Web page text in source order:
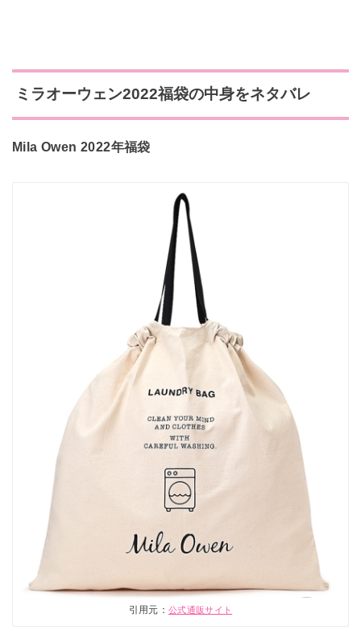
ミラオーウェン2022福袋の中身をネタバレ
Mila Owen 2022年福袋
引用元：公式通販サイト